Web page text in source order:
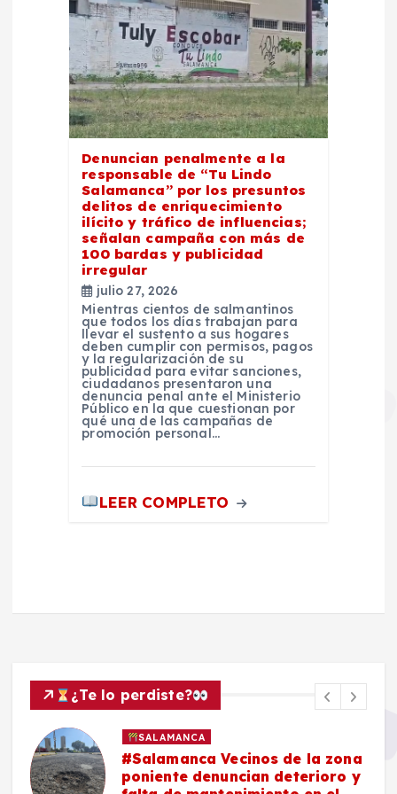
Denuncian penalmente a la
responsable de “Tu Lindo
Salamanca” por los presuntos
delitos de enriquecimiento
ilícito y tráfico de influencias;
señalan campaña con más de
100 bardas y publicidad
irregular
julio 27, 2026
Mientras cientos de salmantinos
que todos los días trabajan para
llevar el sustento a sus hogares
deben cumplir con permisos, pagos
y la regularización de su
publicidad para evitar sanciones,
ciudadanos presentaron una
denuncia penal ante el Ministerio
Público en la que cuestionan por
qué una de las campañas de
promoción personal…
LEER COMPLETO
¿Te lo perdiste?
SALAMANCA
#Salamanca Vecinos de la zona
poniente denuncian deterioro y